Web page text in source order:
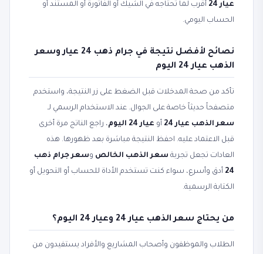
عيار 24
أقرب لما تحتاجه في الشيك أو الفاتورة أو المستند أو
الحساب اليومي.
نصائح لأفضل نتيجة في جرام ذهب 24 عيار وسعر
الذهب عيار 24 اليوم
تأكد من صحة المدخلات قبل الضغط على زر النتيجة، واستخدم
متصفحاً حديثاً خاصة على الجوال. عند الاستخدام الرسمي لـ
سعر الذهب عيار 24
أو عيار 24 اليوم
، راجع الناتج مرة أخرى
قبل الاعتماد عليه. احفظ النتيجة مباشرة بعد ظهورها. هذه
العادات تجعل تجربة سعر الذهب الخالص وسعر جرام ذهب
24 أدق وأسرع، سواء كنت تستخدم الأداة للحساب أو التحويل أو
الكتابة الرسمية.
من يحتاج سعر الذهب عيار 24 وعيار 24 اليوم؟
الطلاب والموظفون وأصحاب المشاريع والأفراد يستفيدون من